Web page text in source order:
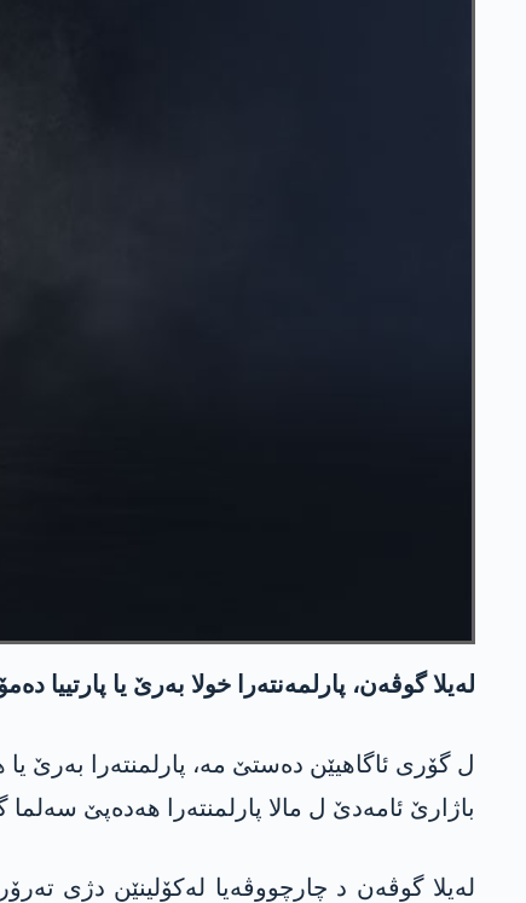
له‌یلا گوڤه‌ن، پارلمه‌نته‌را خولا به‌رێ یا
باژارێ ئامه‌دێ ل مالا پارلمنته‌را هه‌ده‌پێ
له‌یلا گوڤه‌ن د چارچووڤه‌یا له‌كۆلینێن دژی